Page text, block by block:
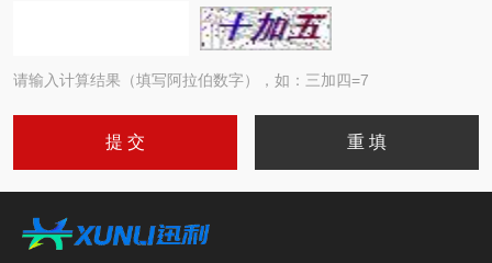
请输入计算结果（填写阿拉伯数字），如：三加四=7